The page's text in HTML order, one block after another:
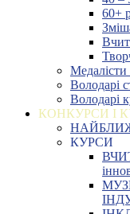
60+
Медалісти
Володарі
Володарі
КОНКУРСИ І
КУРСИ